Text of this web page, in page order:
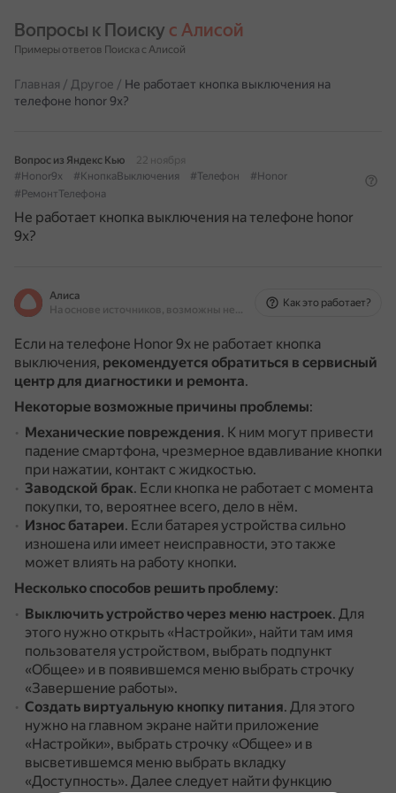
Вопросы к Поиску с Алисой
Примеры ответов Поиска с Алисой
Главная / Другое / Не работает кнопка выключения на
телефоне honor 9x?
Вопрос из Яндекс Кью
22 ноября
#Honor9x
#КнопкаВыключения #Телефон
#Honor
#РемонтТелефона
Не работает кнопка выключения на телефоне honor
9x?
Алиса
На основе источников, возможны неточности
Как это работает?
Если на телефоне Honor 9x не работает кнопка
выключения, рекомендуется обратиться в сервисный
центр для диагностики и ремонта.
Некоторые возможные причины проблемы:
Механические повреждения. К ним могут привести
падение смартфона, чрезмерное вдавливание кнопки
при нажатии, контакт с жидкостью.
Заводской брак. Если кнопка не работает с момента
покупки, то, вероятнее всего, дело в нём.
Износ батареи. Если батарея устройства сильно
изношена или имеет неисправности, это также
может влиять на работу кнопки.
Несколько способов решить проблему:
Выключить устройство через меню настроек. Для
этого нужно открыть «Настройки», найти там имя
пользователя устройством, выбрать подпункт
«Общее» и в появившемся меню выбрать строчку
«Завершение работы».
Создать виртуальную кнопку питания. Для этого
нужно на главном экране найти приложение
«Настройки», выбрать строчку «Общее» и в
высветившемся меню выбрать вкладку
«Доступность». Далее следует найти функцию